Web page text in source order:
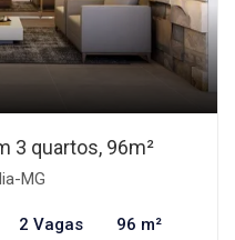
3 quartos, 96m²
MG
2 Vagas 96 m²